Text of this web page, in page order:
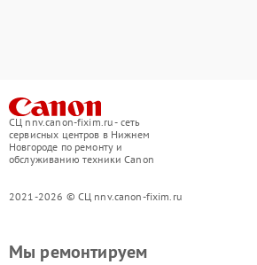
СЦ nnv.canon-fixim.ru - сеть
сервисных центров в Нижнем
Новгороде по ремонту и
обслуживанию техники Canon
2021-2026 © СЦ nnv.canon-fixim.ru
Мы ремонтируем